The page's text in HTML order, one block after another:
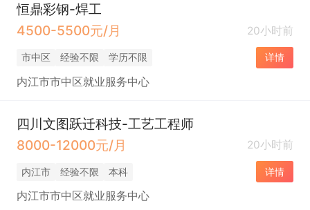
恒鼎彩钢-焊工
4500-5500元/月
20小时前
市中区 经验不限 学历不限 详情
内江市市中区就业服务中心
四川文图跃迁科技-工艺工程师
8000-12000元/月
20小时前
内江市 经验不限 本科 详情
内江市市中区就业服务中心